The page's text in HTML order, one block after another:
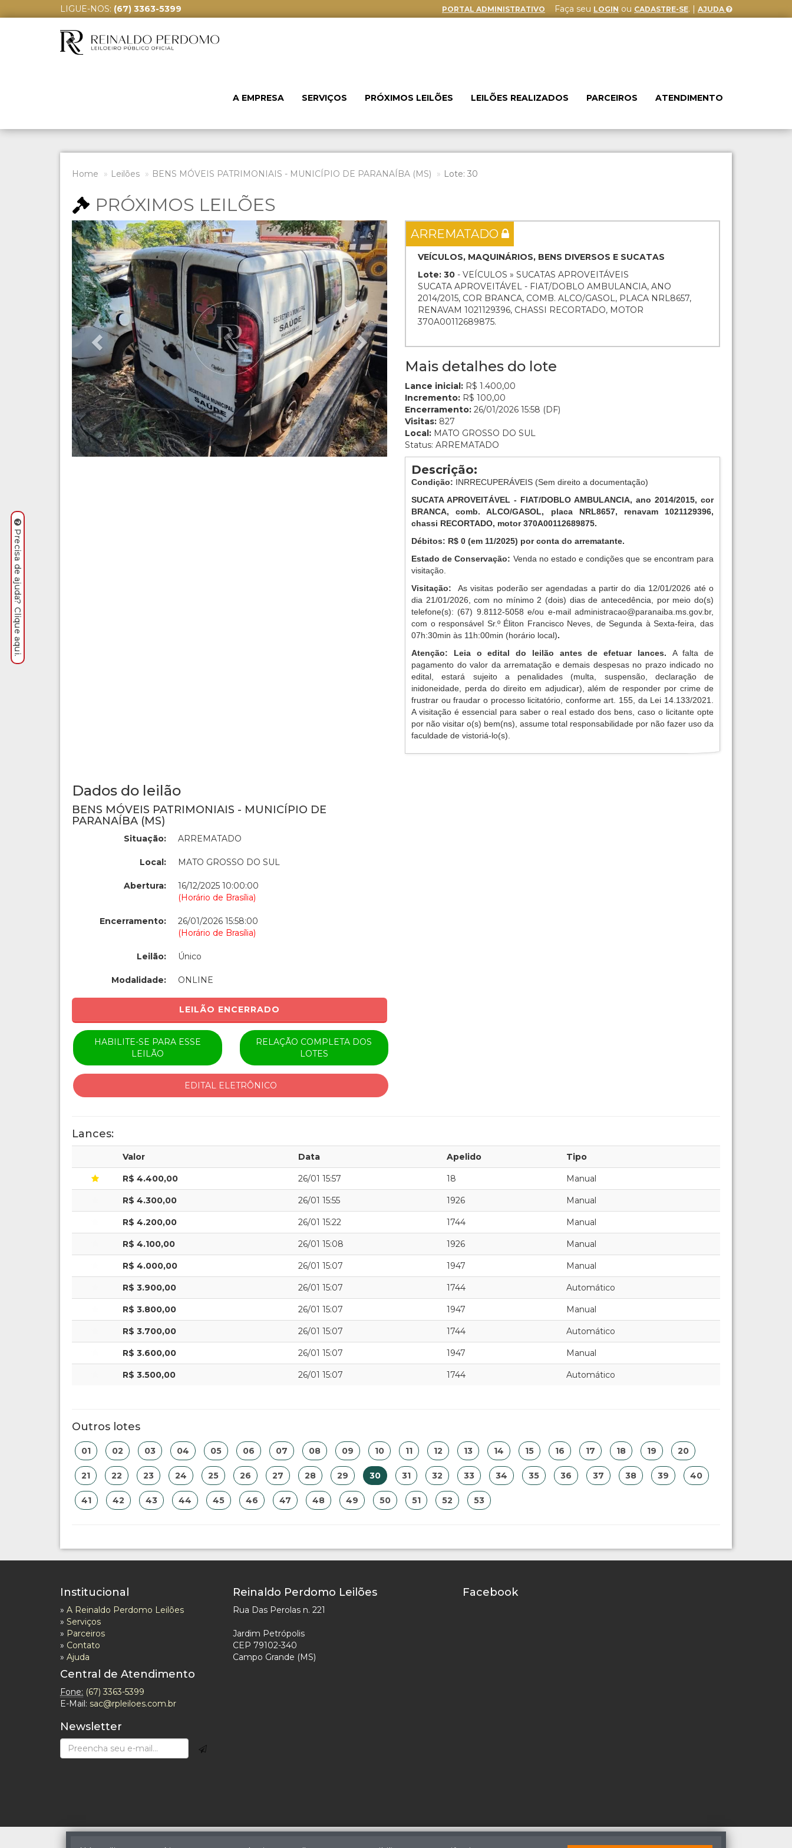
LIGUE-NOS: (67) 3363-5399 PORTAL ADMINISTRATIVO Faça seu LOGIN ou CADASTRE-SE. | AJUDA
A EMPRESA SERVIÇOS PRÓXIMOS LEILÕES LEILÕES REALIZADOS PARCEIROS ATENDIMENTO
Home Leilões BENS MÓVEIS PATRIMONIAIS - MUNICÍPIO DE PARANAÍBA (MS) Lote: 30
PRÓXIMOS LEILÕES
Previous Next ARREMATADO
VEÍCULOS, MAQUINÁRIOS, BENS DIVERSOS E SUCATAS
Lote: 30 - VEÍCULOS » SUCATAS APROVEITÁVEIS
SUCATA APROVEITÁVEL - FIAT/DOBLO AMBULANCIA, ANO
2014/2015, COR BRANCA, COMB. ALCO/GASOL, PLACA NRL8657,
RENAVAM 1021129396, CHASSI RECORTADO, MOTOR
370A00112689875.
Mais detalhes do lote
Lance inicial: R$ 1.400,00
Incremento: R$ 100,00
Encerramento: 26/01/2026 15:58 (DF)
Visitas: 827
Local: MATO GROSSO DO SUL
Status: ARREMATADO
Descrição:
Condição: INRRECUPERÁVEIS (Sem direito a documentação)
SUCATA APROVEITÁVEL - FIAT/DOBLO AMBULANCIA, ano 2014/2015, cor
BRANCA, comb. ALCO/GASOL, placa NRL8657, renavam 1021129396,
chassi RECORTADO, motor 370A00112689875.
Débitos: R$ 0 (em 11/2025) por conta do arrematante.
Estado de Conservação: Venda no estado e condições que se encontram para
visitação.
Visitação: As visitas poderão ser agendadas a partir do dia 12/01/2026 até o
dia 21/01/2026, com no mínimo 2 (dois) dias de antecedência, por meio do(s)
telefone(s): (67) 9.8112-5058 e/ou e-mail administracao@paranaiba.ms.gov.br,
com o responsável Sr.º Éliton Francisco Neves, de Segunda à Sexta-feira, das
07h:30min às 11h:00min (horário local).
Atenção: Leia o edital do leilão antes de efetuar lances. A falta de
pagamento do valor da arrematação e demais despesas no prazo indicado no
edital, estará sujeito a penalidades (multa, suspensão, declaração de
inidoneidade, perda do direito em adjudicar), além de responder por crime de
frustrar ou fraudar o processo licitatório, conforme art. 155, da Lei 14.133/2021.
A visitação é essencial para saber o real estado dos bens, caso o licitante opte
por não visitar o(s) bem(ns), assume total responsabilidade por não fazer uso da
faculdade de vistoriá-lo(s).
Dados do leilão
BENS MÓVEIS PATRIMONIAIS - MUNICÍPIO DE
PARANAÍBA (MS)
Situação: ARREMATADO
Local: MATO GROSSO DO SUL
Abertura:
16/12/2025 10:00:00
(Horário de Brasília)
Encerramento:
26/01/2026 15:58:00
(Horário de Brasília)
Leilão: Único
Modalidade: ONLINE
LEILÃO ENCERRADO
HABILITE-SE PARA ESSE
LEILÃO
RELAÇÃO COMPLETA DOS
LOTES
EDITAL ELETRÔNICO
Lances:
Valor Data Apelido Tipo
R$ 4.400,00 26/01 15:57 18 Manual
R$ 4.300,00 26/01 15:55 1926 Manual
R$ 4.200,00 26/01 15:22 1744 Manual
R$ 4.100,00 26/01 15:08 1926 Manual
R$ 4.000,00 26/01 15:07 1947 Manual
R$ 3.900,00 26/01 15:07 1744 Automático
R$ 3.800,00 26/01 15:07 1947 Manual
R$ 3.700,00 26/01 15:07 1744 Automático
R$ 3.600,00 26/01 15:07 1947 Manual
R$ 3.500,00 26/01 15:07 1744 Automático
Outros lotes
01 02 03 04 05 06 07 08 09 10 11 12 13 14 15 16 17 18 19 20
21 22 23 24 25 26 27 28 29 30 31 32 33 34 35 36 37 38 39 40
41 42 43 44 45 46 47 48 49 50 51 52 53
Institucional
» A Reinaldo Perdomo Leilões
» Serviços
» Parceiros
» Contato
» Ajuda
Central de Atendimento
Fone: (67) 3363-5399
E-Mail: sac@rpleiloes.com.br
Newsletter
Reinaldo Perdomo Leilões
Rua Das Perolas n. 221
Jardim Petrópolis
CEP 79102-340
Campo Grande (MS)
Facebook
Precisa de ajuda? Clique aqui.